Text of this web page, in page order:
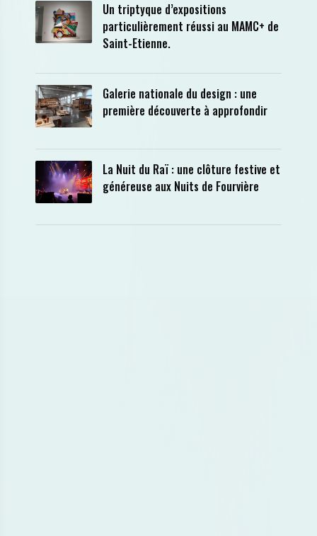
Un triptyque d’expositions
particulièrement réussi au MAMC+ de
Saint-Etienne.
Galerie nationale du design : une
première découverte à approfondir
La Nuit du Raï : une clôture festive et
généreuse aux Nuits de Fourvière